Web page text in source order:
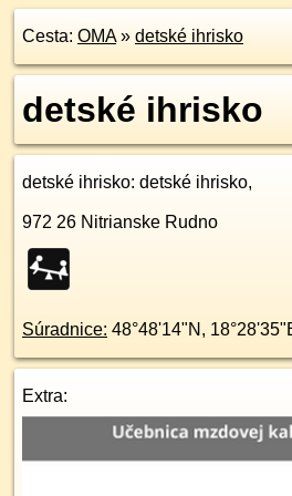
Cesta: OMA» detské ihrisko
detské ihrisko
detské ihrisko: detské ihrisko,
972 26 Nitrianske Rudno
Súradnice: 48°48'14"N ,
Extra: